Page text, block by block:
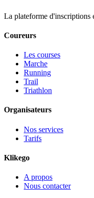
La plateforme d'inscriptions
Coureurs
Les courses
Marche
Running
Trail
Triathlon
Organisateurs
Nos services
Tarifs
Klikego
A propos
Nous contacter